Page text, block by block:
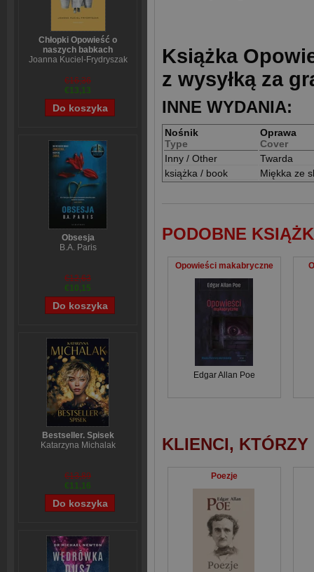
Chłopki Opowieść o
naszych babkach
Joanna Kuciel-Frydryszak
€16,36
€13,13
Obsesja
B.A. Paris
€12,63
€10,15
Bestseller. Spisek
Katarzyna Michalak
€13,89
€11,16
Książka
z wysyłką za
INNE WYDANIA:
Nośnik
Type
Oprawa
Cover
Inny / Other
Twarda
książka / book
Miękka ze
PODOBNE
Opowieści makabryczne
Edgar Allan Poe
KLIENCI,
Poezje